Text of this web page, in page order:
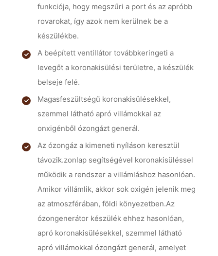
funkciója, hogy megszűri a port és az apróbb
rovarokat, így azok nem kerülnek be a
készülékbe.
A beépített ventillátor továbbkeringeti a
levegőt a koronakisülési területre, a készülék
belseje felé.
Magasfeszültségű koronakisülésekkel,
szemmel látható apró villámokkal az
onxigénből ózongázt generál.
Az ózongáz a kimeneti nyíláson keresztül
távozik.zonlap segítségével koronakisüléssel
működik a rendszer a villámláshoz hasonlóan.
Amikor villámlik, akkor sok oxigén jelenik meg
az atmoszférában, földi könyezetben.Az
ózongenerátor készülék ehhez hasonlóan,
apró koronakisülésekkel, szemmel látható
apró villámokkal ózongázt generál, amelyet